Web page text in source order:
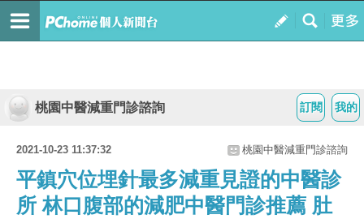
我的
訂閱
桃園中醫減重門診諮詢
2021-10-23 11:37:32 桃園中醫減重門診諮詢
平鎮穴位埋針最多減重見證的中醫診
所 林口腹部的減肥中醫門診推薦 肚